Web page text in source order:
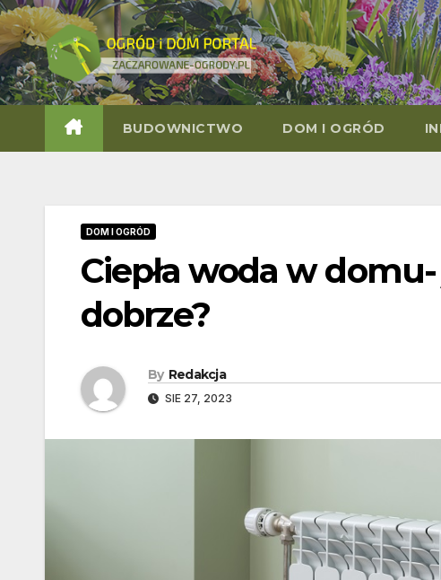
Skip
to
content
BUDOWNICTWO DOM I OGRÓD
DOM I OGRÓD
Ciepła woda w
dobrze?
By Redakcja
SIE 27, 2023